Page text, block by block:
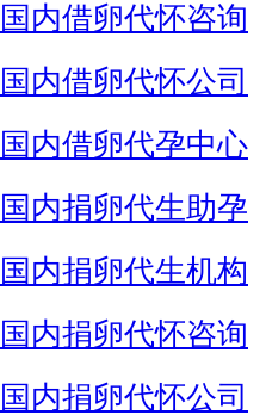
国内借卵代怀咨询
国内借卵代怀公司
国内借卵代孕中心
国内捐卵代生助孕
国内捐卵代生机构
国内捐卵代怀咨询
国内捐卵代怀公司